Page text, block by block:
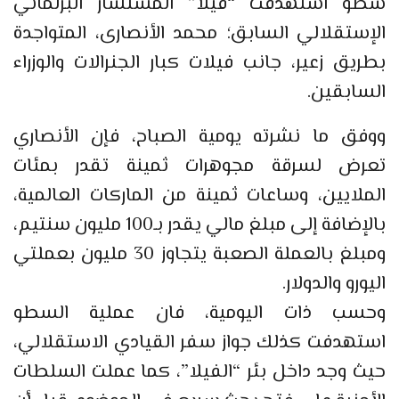
الإستقلالي السابق؛ محمد الأنصارى، المتواجدة
بطريق زعير، جانب فيلات كبار الجنرالات والوزراء
السابقين.
ووفق ما نشرته يومية الصباح، فإن الأنصاري
تعرض لسرقة مجوهرات ثمينة تقدر بمئات
الملايين، وساعات ثمينة من الماركات العالمية،
بالإضافة إلى مبلغ مالي يقدر بـ100 مليون سنتيم،
ومبلغ بالعملة الصعبة يتجاوز 30 مليون بعملتي
اليورو والدولار.
وحسب ذات اليومية، فان عملية السطو
استهدفت كذلك جواز سفر القيادي الاستقلالي،
حيث وجد داخل بئر “الفيلا”، كما عملت السلطات